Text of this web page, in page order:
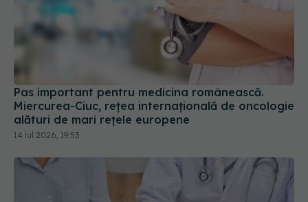
Pas important pentru medicina românească.
Miercurea-Ciuc, rețea internațională de oncologie
alături de mari rețele europene
14 iul 2026, 19:53